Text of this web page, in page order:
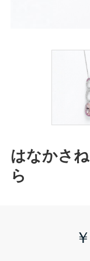
はなかさ
ら